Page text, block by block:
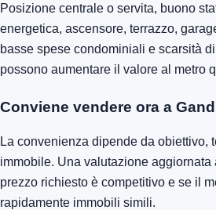
Posizione centrale o servita, buono
energetica, ascensore, terrazzo,
basse spese condominiali e scarsità
possono aumentare il valore al metro
Conviene vendere ora a
La convenienza dipende da obiettivo,
immobile. Una valutazione aggiornata
prezzo richiesto è competitivo e se il
rapidamente immobili simili.